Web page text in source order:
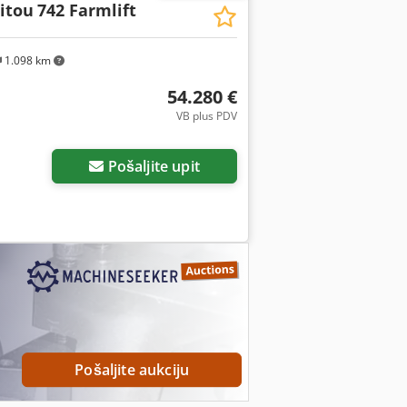
1.098 km
742 Farmlift
54.280 €
VB plus PDV
Pošaljite upit
Pošaljite aukciju